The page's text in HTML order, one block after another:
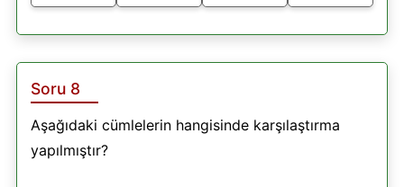
Soru 8
Aşağıdaki cümlelerin hangisinde karşılaştırma
yapılmıştır?